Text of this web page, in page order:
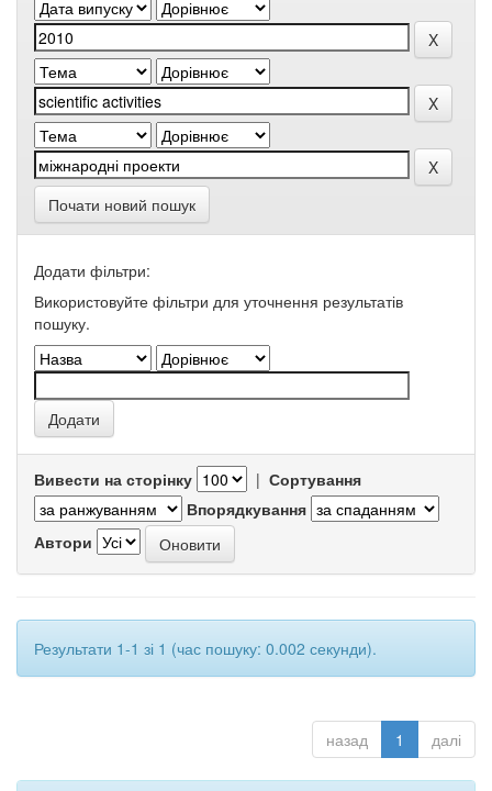
Почати новий пошук
Додати фільтри:
Використовуйте фільтри для уточнення результатів
пошуку.
Вивести на сторінку | Сортування
Впорядкування
Автори
Результати 1-1 зі 1 (час пошуку: 0.002 секунди).
назад 1 далі